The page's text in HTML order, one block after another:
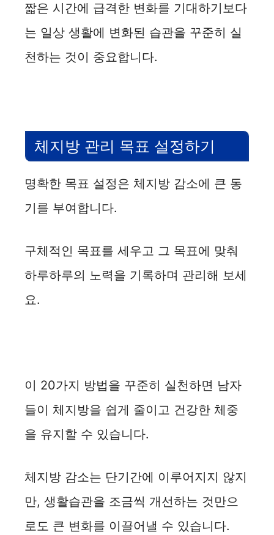
짧은 시간에 급격한 변화를 기대하기보다
는 일상 생활에 변화된 습관을 꾸준히 실
천하는 것이 중요합니다.
체지방 관리 목표 설정하기
명확한 목표 설정은 체지방 감소에 큰 동
기를 부여합니다.
구체적인 목표를 세우고 그 목표에 맞춰
하루하루의 노력을 기록하며 관리해 보세
요.
이 20가지 방법을 꾸준히 실천하면 남자
들이 체지방을 쉽게 줄이고 건강한 체중
을 유지할 수 있습니다.
체지방 감소는 단기간에 이루어지지 않지
만, 생활습관을 조금씩 개선하는 것만으
로도 큰 변화를 이끌어낼 수 있습니다.